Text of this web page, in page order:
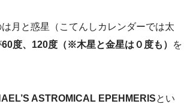
月と惑星（こてんしカレンダーでは太
60度、120度（※木星と金星は０度も）
を
ASTROMICAL EPEHMERISとい